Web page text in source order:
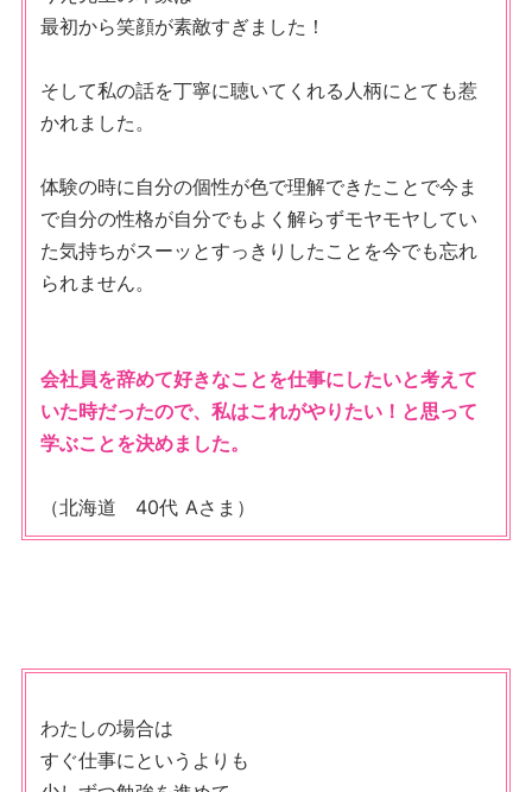
最初から笑顔が素敵すぎました！
そして私の話を丁寧に聴いてくれる人柄にとても惹
かれました。
体験の時に自分の個性が色で理解できたことで今ま
で自分の性格が自分でもよく解らずモヤモヤしてい
た気持ちがスーッとすっきりしたことを今でも忘れ
られません。
会社員を辞めて好きなことを仕事にしたいと考えて
いた時だったので、私はこれがやりたい！と思って
学ぶことを決めました。
（北海道 40代 Aさま）
わたしの場合は
すぐ仕事にというよりも